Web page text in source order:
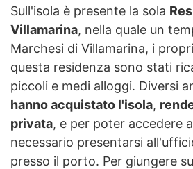
Sull'isola è presente la sola
Villamarina, nella quale un
Marchesi di Villamarina, i
questa residenza sono stati
piccoli e medi alloggi. Diversi
hanno acquistato l'isola,
privata, e per poter accedere
necessario presentarsi
presso il porto. Per giungere